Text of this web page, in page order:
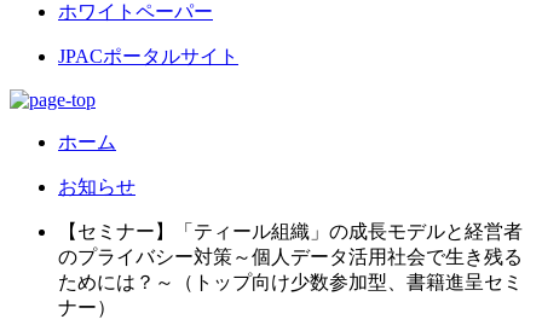
ホワイトペーパー
JPACポータルサイト
ホーム
お知らせ
【セミナー】「ティール組織」の成長モデルと経営者
のプライバシー対策～個人データ活用社会で生き残る
ためには？～（トップ向け少数参加型、書籍進呈セミ
ナー）